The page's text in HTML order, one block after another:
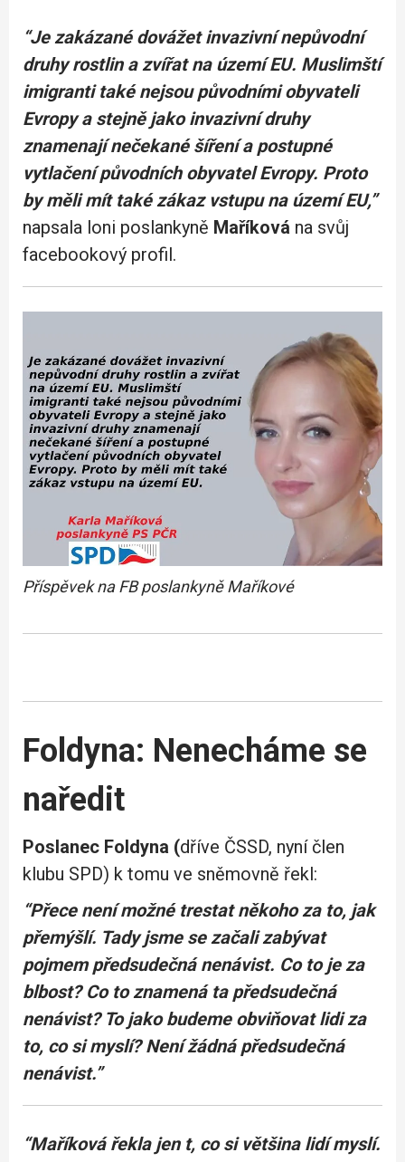
“Je zakázané dovážet invazivní nepůvodní
druhy rostlin a zvířat na území EU. Muslimští
imigranti také nejsou původními obyvateli
Evropy a stejně jako invazivní druhy
znamenají nečekané šíření a postupné
vytlačení původních obyvatel Evropy. Proto
by měli mít také zákaz vstupu na území EU,”
napsala loni poslankyně Maříková na svůj
facebookový profil.
Příspěvek na FB poslankyně Maříkové
Foldyna: Nenecháme se
naředit
Poslanec Foldyna (dříve ČSSD, nyní člen
klubu SPD) k tomu ve sněmovně řekl:
“Přece není možné trestat někoho za to, jak
přemýšlí. Tady jsme se začali zabývat
pojmem předsudečná nenávist. Co to je za
blbost? Co to znamená ta předsudečná
nenávist? To jako budeme obviňovat lidi za
to, co si myslí? Není žádná předsudečná
nenávist.”
“Maříková řekla jen t, co si většina lidí myslí.